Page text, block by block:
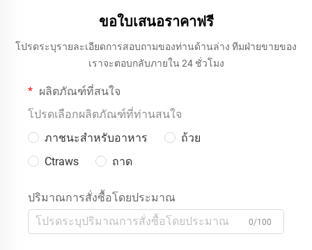
สำหรับอาหาร สำหรับบริการรับ
อาหาร
ขอใบเสนอราคาฟรี
โปรดระบุรายละเอียดการสอบถามของท่านด้านล่าง ทีมฝ่ายขายของ
เราจะตอบกลับภายใน 24 ชั่วโมง
ผลิตภัณฑ์ที่สนใจ
โปรดเลือกผลิตภัณฑ์ที่ท่านสนใจ
ภาชนะสำหรับอาหาร
ถ้วย
Ctraws
ถาด
ปริมาณการสั่งซื้อโดยประมาณ
0/100